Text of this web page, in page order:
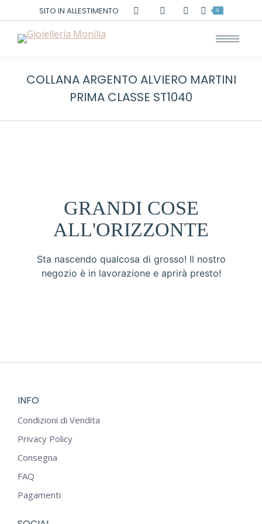
SITO IN ALLESTIMENTO Cerca: 0
COLLANA ARGENTO ALVIERO MARTINI
PRIMA CLASSE ST1040
GRANDI COSE
ALL'ORIZZONTE
Sta nascendo qualcosa di grosso! Il nostro
negozio è in lavorazione e aprirà presto!
INFO
Condizioni di Vendita
Privacy Policy
Consegna
FAQ
Pagamenti